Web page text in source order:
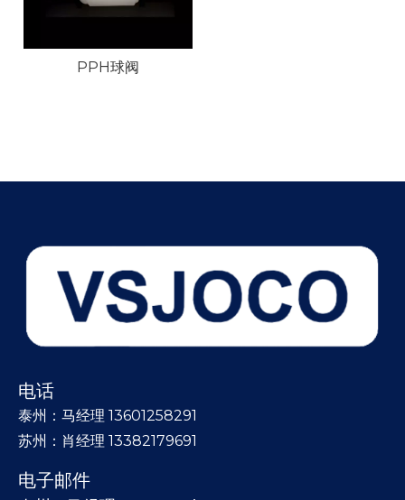
PPH球阀
电话
泰州：马经理 13601258291
苏州：肖经理 13382179691
电子邮件